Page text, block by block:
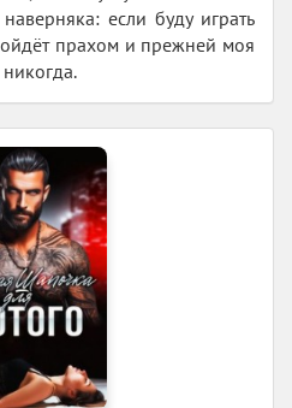
если буду играть
прахом и прежней моя